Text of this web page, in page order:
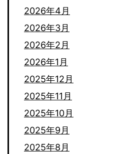
2026年4月
2026年3月
2026年2月
2026年1月
2025年12月
2025年11月
2025年10月
2025年9月
2025年8月